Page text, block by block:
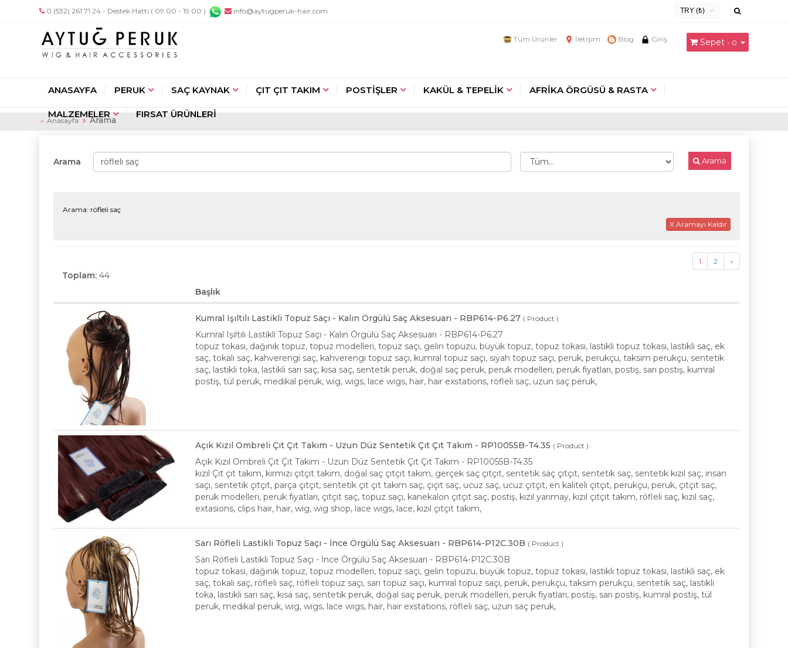
0 (532) 261 71 24 - Destek Hattı ( 09:00 - 19:00 ) info@aytugperuk-hair.com TRY (₺)
EUR (€)Sepet - 0
Tüm Ürünler İletişim Blog Giriş
ANASAYFA PERUK SAÇ KAYNAK ÇIT ÇIT TAKIM POSTİŞLER KAKÜL & TEPELİK AFRİKA ÖRGÜSÜ & RASTA
MALZEMELER FIRSAT ÜRÜNLERİ
Anasayfa Arama
Arama Arama
Arama: röfleli saç
X Aramayı Kaldır
1 2 »
Toplam: 44
Başlık
Kumral Işıltılı Lastikli Topuz Saçı - Kalın Örgülü Saç Aksesuarı - RBP614-P6.27 ( Product )
Kumral Işıltılı Lastikli Topuz Saçı - Kalın Örgülü Saç Aksesuarı - RBP614-P6.27
topuz tokası, dağınık topuz, topuz modelleri, topuz saçı, gelin topuzu, büyük topuz, topuz tokası, lastikli topuz tokası, lastikli saç, ek
saç, tokalı saç, kahverengi saç, kahverengi topuz saçı, kumral topuz saçı, siyah topuz saçı, peruk, perukçu, taksim perukçu, sentetik
saç, lastikli toka, lastikli sarı saç, kısa saç, sentetik peruk, doğal saç peruk, peruk modelleri, peruk fiyatları, postiş, sarı postiş, kumral
postiş, tül peruk, medikal peruk, wig, wigs, lace wigs, hair, hair exstations, röfleli saç, uzun saç peruk,
Açık Kızıl Ombreli Çıt Çıt Takım - Uzun Düz Sentetik Çıt Çıt Takım - RP10055B-T4.35 ( Product )
Açık Kızıl Ombreli Çıt Çıt Takım - Uzun Düz Sentetik Çıt Çıt Takım - RP10055B-T4.35
kızıl Çıt çıt takım, kırmızı çıtçıt takım, doğal saç çıtçıt takım, gerçek saç çıtçıt, sentetik saç çıtçıt, sentetik saç, sentetik kızıl saç, insan
saçı, sentetik çıtçıt, parça çıtçıt, sentetik çıt çıt takım saç, çıçıt saç, ucuz saç, ucuz çıtçıt, en kaliteli çıtçıt, perukçu, peruk, çıtçıt saç,
peruk modelleri, peruk fiyatları, çıtçıt saç, topuz saçı, kanekalon çıtçıt saç, postiş, kızıl yarımay, kızıl çıtçıt takım, röfleli saç, kızıl saç,
extasions, clips hair, hair, wig, wig shop, lace wigs, lace, kızıl çıtçıt takım,
Sarı Röfleli Lastikli Topuz Saçı - İnce Örgülü Saç Aksesuarı - RBP614-P12C.30B ( Product )
Sarı Röfleli Lastikli Topuz Saçı - İnce Örgülü Saç Aksesuarı - RBP614-P12C.30B
topuz tokası, dağınık topuz, topuz modelleri, topuz saçı, gelin topuzu, büyük topuz, topuz tokası, lastikli topuz tokası, lastikli saç, ek
saç, tokalı saç, röfleli saç, röfleli topuz saçı, sarı topuz saçı, kumral topuz saçı, peruk, perukçu, taksim perukçu, sentetik saç, lastikli
toka, lastikli sarı saç, kısa saç, sentetik peruk, doğal saç peruk, peruk modelleri, peruk fiyatları, postiş, sarı postiş, kumral postiş, tül
peruk, medikal peruk, wig, wigs, lace wigs, hair, hair exstations, röfleli saç, uzun saç peruk,